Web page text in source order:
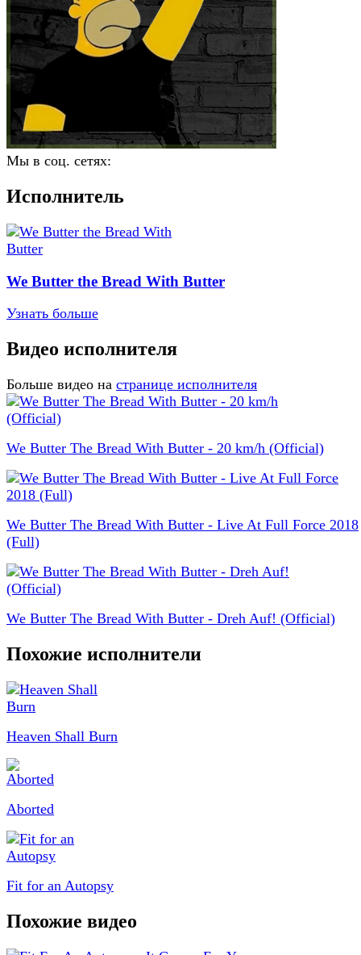
Мы в соц. сетях:
Исполнитель
We Butter the Bread With Butter
Узнать больше
Видео исполнителя
Больше видео на странице исполнителя
We Butter The Bread With Butter - 20 km/h (Official)
We Butter The Bread With Butter - Live At Full Force 2018
(Full)
We Butter The Bread With Butter - Dreh Auf! (Official)
Похожие исполнители
Heaven Shall Burn
Aborted
Fit for an Autopsy
Похожие видео